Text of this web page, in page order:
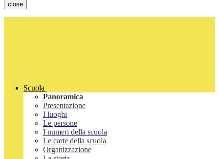
close
Scuola
Panoramica
Presentazione
I luoghi
Le persone
I numeri della scuola
Le carte della scuola
Organizzazione